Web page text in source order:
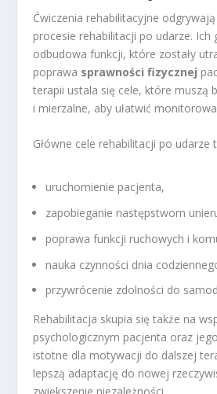
Ćwiczenia rehabilitacyjne
procesie rehabilitacji po udarze. Ich
odbudowa funkcji, które zostały
poprawa sprawności fizycznej
terapii ustala się cele, które muszą
i mierzalne, aby ułatwić
Główne cele rehabilitacji po udarze
uruchomienie pacjenta,
zapobieganie następstwom
poprawa funkcji ruchowych i
nauka czynności dnia
przywrócenie zdolności do
Rehabilitacja skupia się także na
psychologicznym pacjenta oraz
istotne dla motywacji do dalszej
lepszą adaptację do nowej